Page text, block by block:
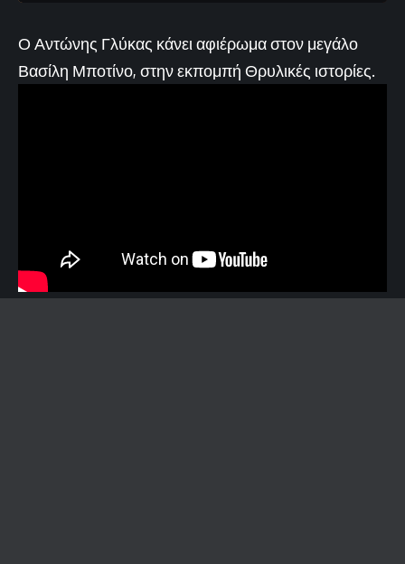
Ο Αντώνης Γλύκας κάνει αφιέρωμα στον μεγάλο
Βασίλη Μποτίνο, στην εκπομπή Θρυλικές ιστορίες.